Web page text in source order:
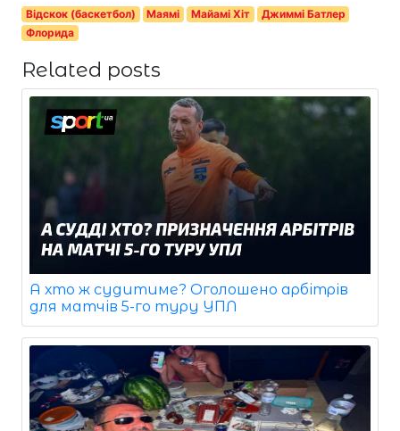
Відскок (баскетбол) Маямі Майамі Хіт
Джиммі Батлер
Флорида
Related posts
А хто ж судитиме? Оголошено арбітрів
для матчів 5-го туру УПЛ